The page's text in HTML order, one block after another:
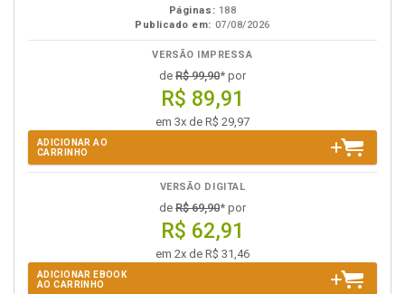
Páginas: 188
Publicado em: 07/08/2026
VERSÃO IMPRESSA
de R$ 99,90* por
R$ 89,91
em 3x de R$ 29,97
ADICIONAR AO
CARRINHO
VERSÃO DIGITAL
de R$ 69,90* por
R$ 62,91
em 2x de R$ 31,46
ADICIONAR EBOOK
AO CARRINHO